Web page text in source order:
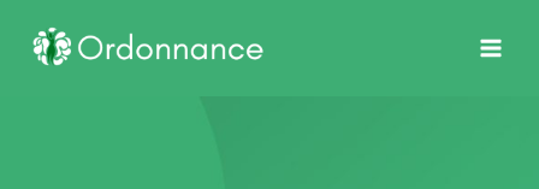
contenu